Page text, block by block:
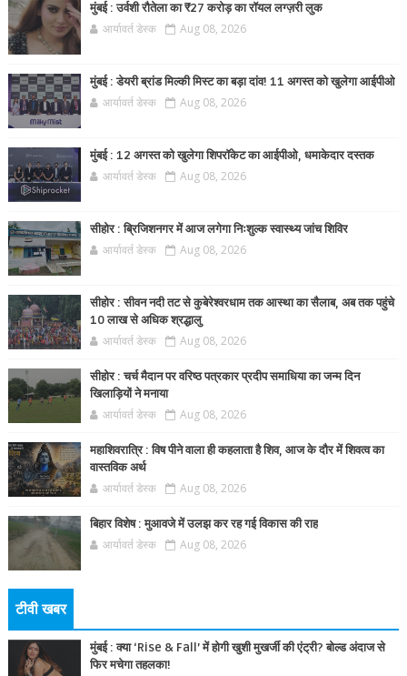
मुंबई : उर्वशी रौतेला का ₹27 करोड़ का रॉयल लग्ज़री लुक
आर्यावर्त डेस्क Aug 08, 2026
मुंबई : डेयरी ब्रांड मिल्की मिस्ट का बड़ा दांव! 11 अगस्त को खुलेगा आईपीओ
आर्यावर्त डेस्क Aug 08, 2026
मुंबई : 12 अगस्त को खुलेगा शिपरॉकेट का आईपीओ, धमाकेदार दस्तक
आर्यावर्त डेस्क Aug 08, 2026
सीहोर : ब्रिजिशनगर में आज लगेगा निःशुल्क स्वास्थ्य जांच शिविर
आर्यावर्त डेस्क Aug 08, 2026
सीहोर : सीवन नदी तट से कुबेरेश्वरधाम तक आस्था का सैलाब, अब तक पहुंचे
10 लाख से अधिक श्रद्धालु
आर्यावर्त डेस्क Aug 08, 2026
सीहोर : चर्च मैदान पर वरिष्ठ पत्रकार प्रदीप समाधिया का जन्म दिन
खिलाड़ियों ने मनाया
आर्यावर्त डेस्क Aug 08, 2026
महाशिवरात्रि : विष पीने वाला ही कहलाता है शिव, आज के दौर में शिवत्व का
वास्तविक अर्थ
आर्यावर्त डेस्क Aug 08, 2026
बिहार विशेष : मुआवजे में उलझ कर रह गई विकास की राह
आर्यावर्त डेस्क Aug 08, 2026
टीवी खबर
मुंबई : क्या ‘Rise & Fall’ में होगी खुशी मुखर्जी की एंट्री? बोल्ड अंदाज से
फिर मचेगा तहलका!